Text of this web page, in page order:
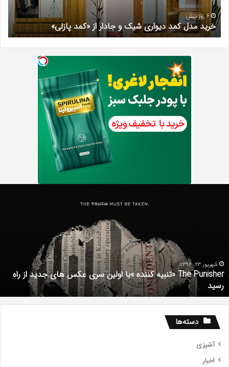
از
«کمد
پازلی»
6 روز پیش
خرید مدل کمد دیواری شیک و جادار از «کمد پازلی»
عکس
های
جدید
از
راه
رسید
شهریور 23, 1396
The Punisher «تنبیه کننده »با اولین سری عکس های جدید از راه
رسید
دسته‌ها
آشپزی
اخبار